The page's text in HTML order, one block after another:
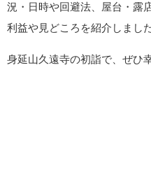
況・日時や回避法、屋台・露
利益や見どころを紹介しました
身延山久遠寺の初詣で、ぜひ